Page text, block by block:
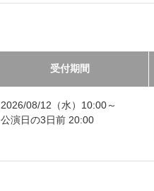
受付期間
2026/08/12（水）10:00～
公演日の3日前 20:00